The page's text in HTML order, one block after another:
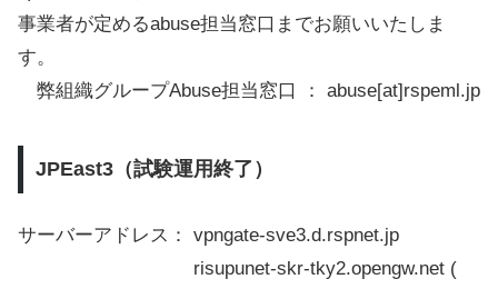
事業者が定めるabuse担当窓口までお願いいたしま
す。
弊組織グループAbuse担当窓口 ： abuse[at]rspeml.jp
JPEast3（試験運用終了）
サーバーアドレス： vpngate-sve3.d.rspnet.jp
risupunet-skr-tky2.opengw.net (